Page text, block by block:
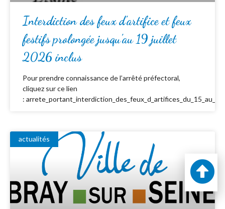
Interdiction des feux d’artifice et feux
festifs prolongée jusqu’au 19 juillet
2026 inclus
Pour prendre connaissance de l’arrêté préfectoral,
cliquez sur ce lien
:
actualités